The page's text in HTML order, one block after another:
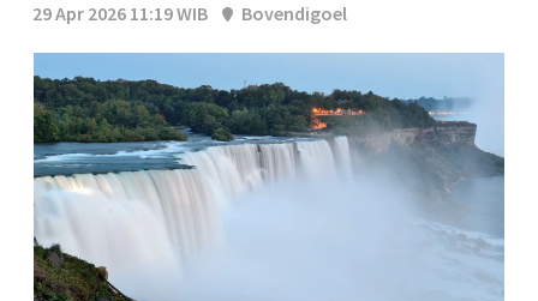
29 Apr 2026 11:19 WIB
Bovendigoel